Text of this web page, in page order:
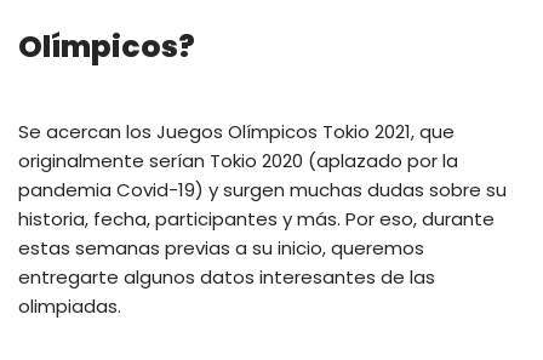
Olímpicos?
Se acercan los Juegos Olímpicos Tokio 2021, que
originalmente serían Tokio 2020 (aplazado por la
pandemia Covid-19) y surgen muchas dudas sobre su
historia, fecha, participantes y más. Por eso, durante
estas semanas previas a su inicio, queremos
entregarte algunos datos interesantes de las
olimpiadas.